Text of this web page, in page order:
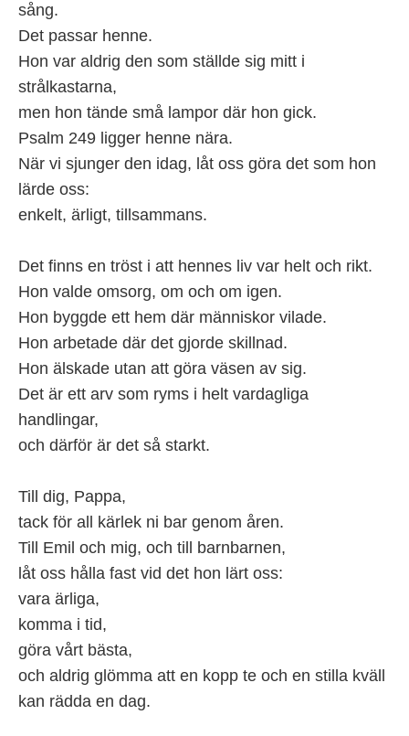
sång.
Det passar henne.
Hon var aldrig den som ställde sig mitt i
strålkastarna,
men hon tände små lampor där hon gick.
Psalm 249 ligger henne nära.
När vi sjunger den idag, låt oss göra det som hon
lärde oss:
enkelt, ärligt, tillsammans.
Det finns en tröst i att hennes liv var helt och rikt.
Hon valde omsorg, om och om igen.
Hon byggde ett hem där människor vilade.
Hon arbetade där det gjorde skillnad.
Hon älskade utan att göra väsen av sig.
Det är ett arv som ryms i helt vardagliga
handlingar,
och därför är det så starkt.
Till dig, Pappa,
tack för all kärlek ni bar genom åren.
Till Emil och mig, och till barnbarnen,
låt oss hålla fast vid det hon lärt oss:
vara ärliga,
komma i tid,
göra vårt bästa,
och aldrig glömma att en kopp te och en stilla kväll
kan rädda en dag.